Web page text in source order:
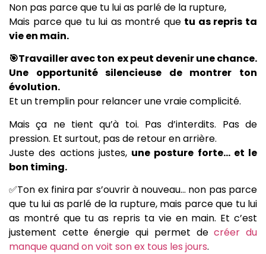
Non pas parce que tu lui as parlé de la rupture,
Mais parce que tu lui as montré que tu as repris ta
vie en main.
🎯Travailler avec ton ex peut devenir une chance.
Une opportunité silencieuse de montrer ton
évolution.
Et un tremplin pour relancer une vraie complicité.
Mais ça ne tient qu’à toi. Pas d’interdits. Pas de
pression. Et surtout, pas de retour en arrière.
Juste des actions justes, une posture forte… et le
bon timing.
✅Ton ex finira par s’ouvrir à nouveau… non pas parce
que tu lui as parlé de la rupture, mais parce que tu lui
as montré que tu as repris ta vie en main. Et c’est
justement cette énergie qui permet decréer du
manque quand on voit son ex tous les jours.